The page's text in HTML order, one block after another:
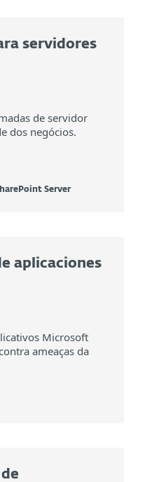
servidores
de servidor
dos negócios.
Server
aplicaciones
Microsoft
ameaças da